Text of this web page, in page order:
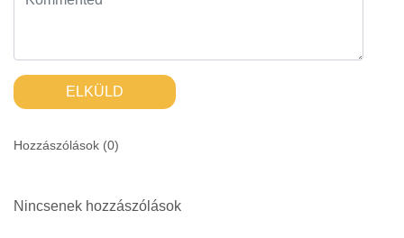
ELKÜLD
Hozzászólások (0)
Nincsenek hozzászólások